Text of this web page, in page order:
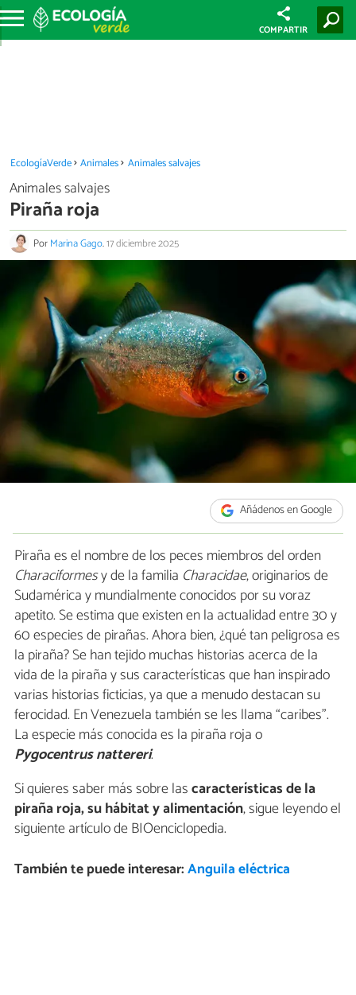
COMPARTIR
EcologíaVerde Animales Animales salvajes
Animales salvajes
Piraña roja
PorMarina Gago.17 diciembre 2025
Añádenos en Google
Piraña es el nombre de los peces miembros del orden
Characiformesy de la familia Characidae, originarios de
Sudamérica y mundialmente conocidos por su voraz
apetito. Se estima que existen en la actualidad entre 30 y
60 especies de pirañas. Ahora bien, ¿qué tan peligrosa es
la piraña? Se han tejido muchas historias acerca de la
vida de la piraña y sus características que han inspirado
varias historias ficticias, ya que a menudo destacan su
ferocidad. En Venezuela también se les llama “caribes”.
La especie más conocida es la piraña roja o
Pygocentrus nattereri.
Si quieres saber más sobre lascaracterísticas de la
piraña roja, su hábitat y alimentación, sigue leyendo el
siguiente artículo de BIOenciclopedia.
También te puede interesar:Anguila eléctrica